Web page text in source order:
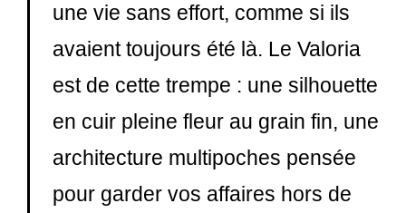
une vie sans effort, comme si ils
avaient toujours été là. Le Valoria
est de cette trempe : une silhouette
en cuir pleine fleur au grain fin, une
architecture multipoches pensée
pour garder vos affaires hors de